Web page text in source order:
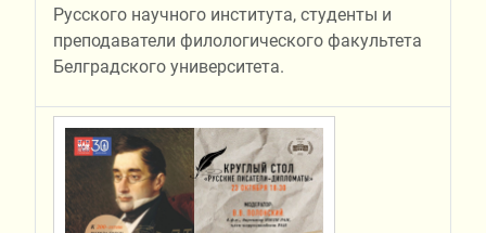
Русского научного института, студенты и
преподаватели филологического факультета
Белградского университета.